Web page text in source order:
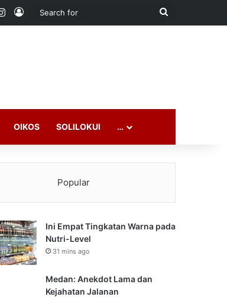
Instagram
Log In
Search
OIKOS SOLILOKUI …
Popular
Ini Empat Tingkatan Warna pada
Nutri-Level
31 mins ago
Medan: Anekdot Lama dan
Kejahatan Jalanan